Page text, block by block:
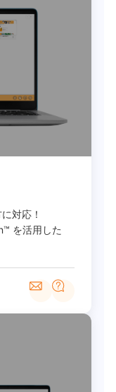
対応！
を活用した